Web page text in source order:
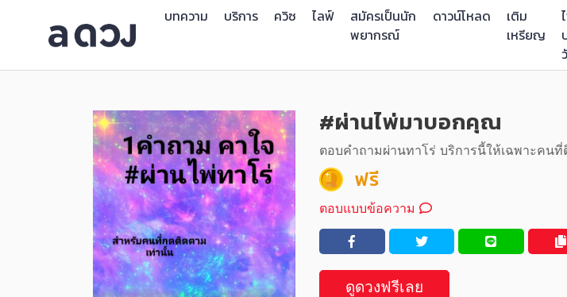
บทความ บริการ ควิซ ไลฟ์
สมัครเป็นนัก
พยากรณ์
ดาวน์โหลด
เติม
เหรียญ
#ผ่านไพ่มาบอกคุณ
ตอบคำถามผ่านทาโร่ บริการนี้ให้เฉพาะคน
ฟรี
ตอบแบบข้อความ
ดูดวงฟรีเลย